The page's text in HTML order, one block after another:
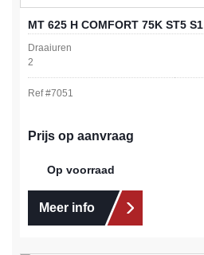
MT 625 H COMFORT 75K ST5 S1
Draaiuren
2
Ref #7051
Prijs op aanvraag
Op voorraad
Meer info